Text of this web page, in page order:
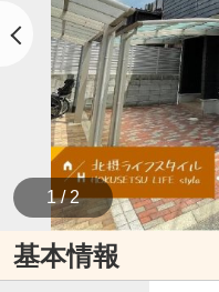
1 / 2
基本情報